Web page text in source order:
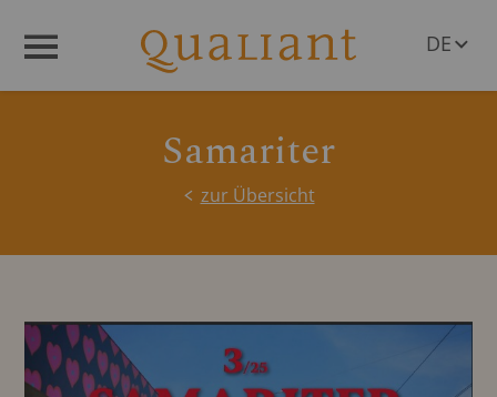
DE
Samariter
zur Übersicht